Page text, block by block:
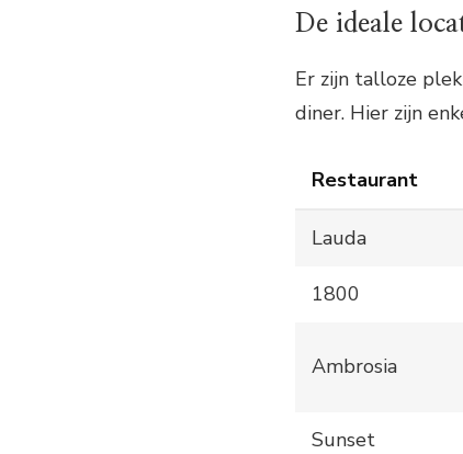
De ideale
Er zijn talloze
diner. Hier zijn
Restaurant
Lauda
1800
Ambrosia
Sunset